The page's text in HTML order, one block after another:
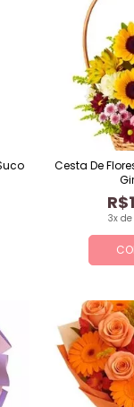
3x
Cesta De